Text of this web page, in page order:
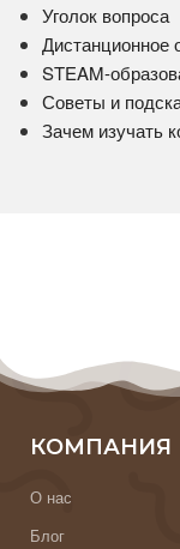
Уголок вопроса
Дистанционное
STEAM-
Советы и
Зачем изучать
КОМПАНИЯ
О нас
Блог